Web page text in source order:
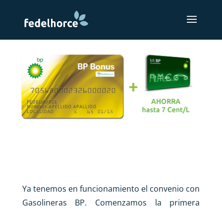
Ya tenemos en funcionamiento el convenio con
Gasolineras BP. Comenzamos la primera